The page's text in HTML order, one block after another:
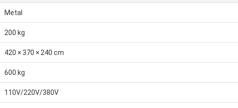
Metal
200 kg
420 × 370 × 240 cm
600 kg
110V/220V/380V